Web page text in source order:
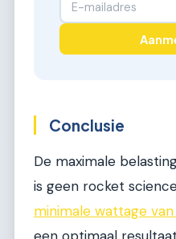
Conclusie
De maximale
is geen rocket
minimale wattage